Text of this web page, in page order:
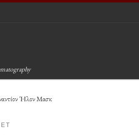
Ήλον Μασκ